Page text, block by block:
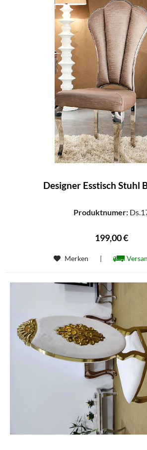
Designer Esstisch Stuhl
Produktnumer:
199,00 €
Merken |